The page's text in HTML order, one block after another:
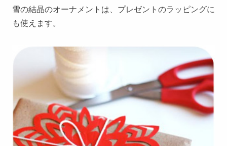
雪の結晶のオーナメントは、プレゼントのラッピングに
も使えます。